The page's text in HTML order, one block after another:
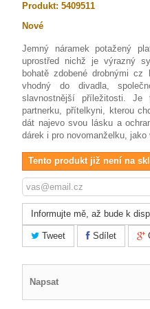
Produkt: 5409511
Nové
Jemný náramek potažený
uprostřed nichž je výrazný
bohatě zdobené drobnými
vhodný do divadla,
slavnostnější příležitosti.
partnerku, přítelkyni, kterou
dát najevo svou lásku a
dárek i pro novomanželku,
Tento produkt již není na
Informujte mě, až bude k
Tweet Sdílet
Napsat